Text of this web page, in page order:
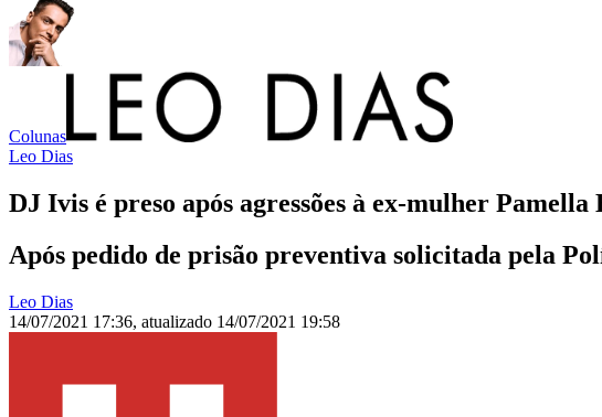
Colunas
Leo Dias
DJ Ivis é preso após agressões à ex-mulher Pamella
Após pedido de prisão preventiva solicitada pela
Leo Dias
14/07/2021 17:36, atualizado 14/07/2021 19:58